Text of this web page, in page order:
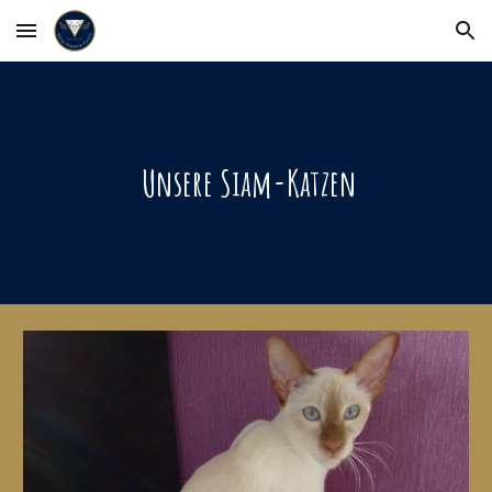
Skip to main content Skip to navigation
Unsere Siam-Katzen